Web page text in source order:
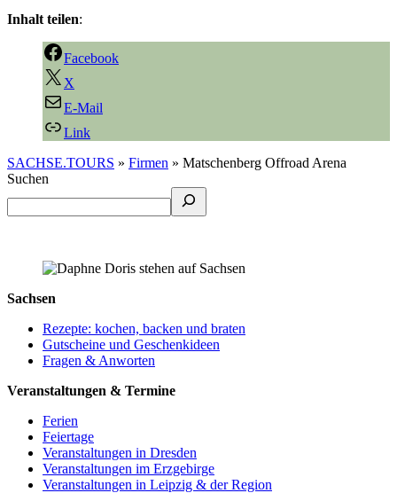
Inhalt teilen:
Facebook
X
E-Mail
Link
SACHSE.TOURS » Firmen » Matschenberg Offroad Arena
Suchen
Sachsen
Rezepte: kochen, backen und braten
Gutscheine und Geschenkideen
Fragen & Anworten
Veranstaltungen & Termine
Ferien
Feiertage
Veranstaltungen in Dresden
Veranstaltungen im Erzgebirge
Veranstaltungen in Leipzig & der Region